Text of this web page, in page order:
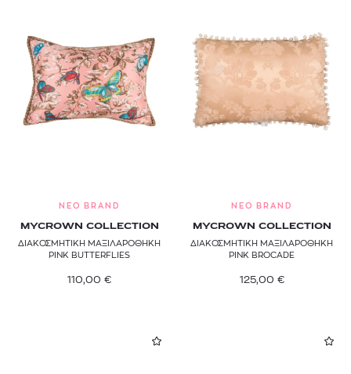
NEO BRAND
MYCROWN COLLECTION
ΔΙΑΚΟΣΜΗΤΙΚΗ ΜΑΞΙΛΑΡΟΘΗΚΗ
PINK BUTTERFLIES
110,00 €
NEO BRAND
MYCROWN COLLECTION
ΔΙΑΚΟΣΜΗΤΙΚΗ ΜΑΞΙΛΑΡΟΘΗΚΗ
PINK BROCADE
125,00 €